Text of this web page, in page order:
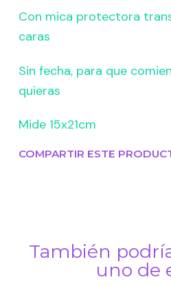
Con mica protectora
caras
Sin fecha, para que
quieras
Mide 15x21cm
COMPARTIR ESTE
También
uno de